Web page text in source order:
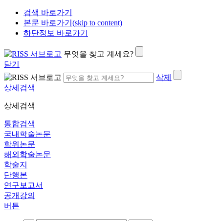
검색 바로가기
본문 바로가기(skip to content)
하단정보 바로가기
무엇을 찾고 계세요?
닫기
삭제
상세검색
상세검색
통합검색
국내학술논문
학위논문
해외학술논문
학술지
단행본
연구보고서
공개강의
버튼